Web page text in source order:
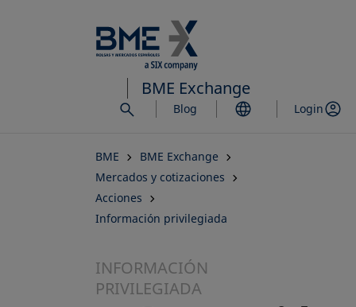
al
contenido
principal
BME Exchange
Blog Login
BME
BME Exchange
Mercados y cotizaciones
Acciones
Información privilegiada
INFORMACIÓN
PRIVILEGIADA